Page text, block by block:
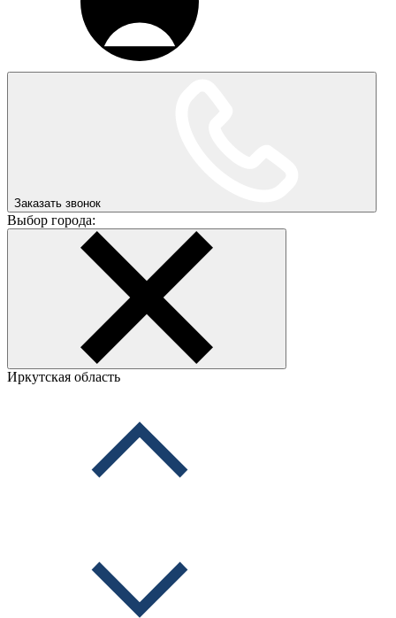
Заказать звонок
Выбор города:
Иркутская область